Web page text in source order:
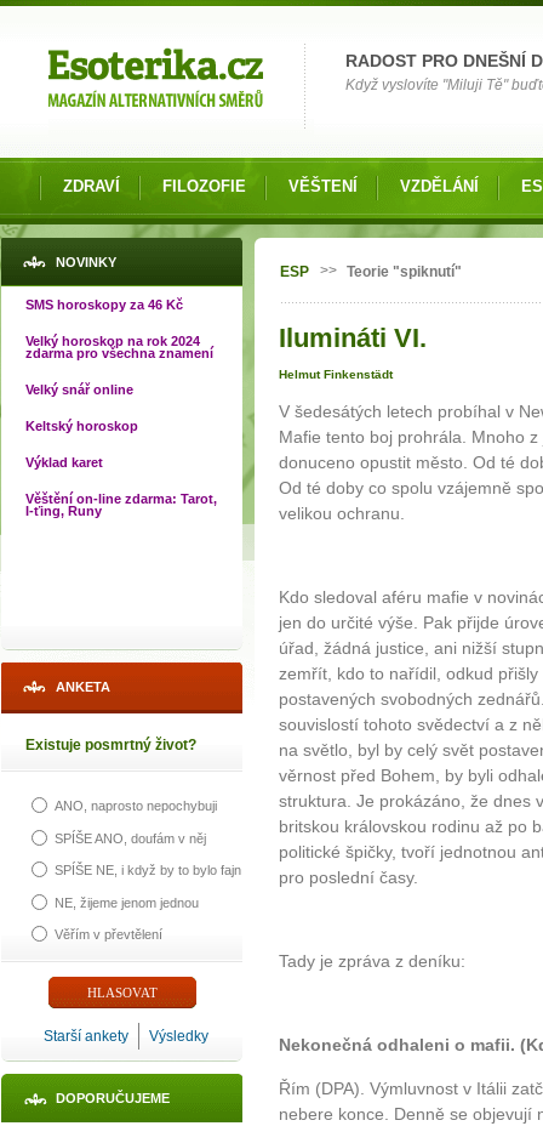
RADOST PRO DNEŠNÍ
Když vyslovíte "Miluji Tě"
ZDRAVÍ FILOZOFIE VĚŠTENÍ VZDĚLÁNÍ
NOVINKY
SMS horoskopy za 46 Kč
Velký horoskop na rok 2024
zdarma pro všechna znamení
Velký snář online
Keltský horoskop
Výklad karet
Věštění on-line zdarma: Tarot,
I-ťing, Runy
ANKETA
Existuje posmrtný život?
ANO, naprosto nepochybuji
SPÍŠE ANO, doufám v něj
SPÍŠE NE, i když by to bylo fajn
NE, žijeme jenom jednou
Věřím v převtělení
Starší ankety Výsledky
DOPORUČUJEME
Jste zde
ESP >> Teorie "spiknutí"
Ilumináti VI.
Helmut Finkenstädt
V šedesátých letech probíhal v
Mafie tento boj prohrála. Mnoho
donuceno opustit město. Od té
Od té doby co spolu vzájemně
velikou ochranu.
Kdo sledoval aféru mafie v
jen do určité výše. Pak přijde
úřad, žádná justice, ani nižší
zemřít, kdo to nařídil, odkud
postavených svobodných
souvislostí tohoto svědectví a z
na světlo, byl by celý svět
věrnost před Bohem, by byli
struktura. Je prokázáno, že dnes
britskou královskou rodinu až po
politické špičky, tvoří jednotnou
pro poslední časy.
Tady je zpráva z deníku:
Nekonečná odhaleni o mafii.
Řím (DPA). Výmluvnost v Itálii
nebere konce. Denně se objevují